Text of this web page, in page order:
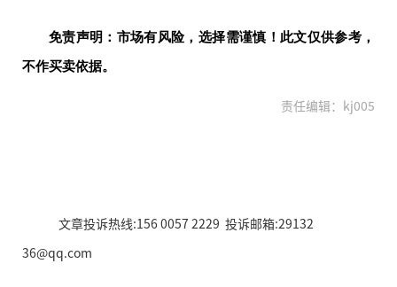
免责声明：市场有风险，选择需谨慎！此文仅供参考，
不作买卖依据。
责任编辑：kj005
文章投诉热线:156 0057 2229 投诉邮箱:29132
36@qq.com